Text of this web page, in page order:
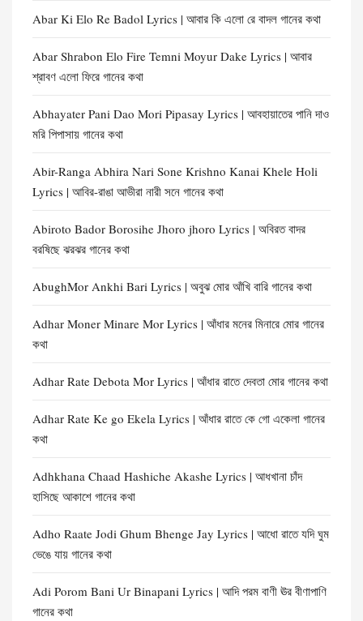
Abar Ki Elo Re Badol Lyrics | আবার কি এলো রে বাদল গানের কথা
Abar Shrabon Elo Fire Temni Moyur Dake Lyrics | আবার
শ্রাবণ এলো ফিরে গানের কথা
Abhayater Pani Dao Mori Pipasay Lyrics | আবহায়াতের পানি দাও
মরি পিপাসায় গানের কথা
Abir-Ranga Abhira Nari Sone Krishno Kanai Khele Holi
Lyrics | আবির-রাঙা আভীরা নারী সনে গানের কথা
Abiroto Bador Borosihe Jhoro jhoro Lyrics | অবিরত বাদর
বরষিছে ঝরঝর গানের কথা
AbughMor Ankhi Bari Lyrics | অবুঝ মোর আঁখি বারি গানের কথা
Adhar Moner Minare Mor Lyrics | আঁধার মনের মিনারে মোর গানের
কথা
Adhar Rate Debota Mor Lyrics | আঁধার রাতে দেবতা মোর গানের কথা
Adhar Rate Ke go Ekela Lyrics | আঁধার রাতে কে গো একেলা গানের
কথা
Adhkhana Chaad Hashiche Akashe Lyrics | আধখানা চাঁদ
হাসিছে আকাশে গানের কথা
Adho Raate Jodi Ghum Bhenge Jay Lyrics | আধো রাতে যদি ঘুম
ভেঙে যায় গানের কথা
Adi Porom Bani Ur Binapani Lyrics | আদি পরম বাণী ঊর বীণাপাণি
গানের কথা